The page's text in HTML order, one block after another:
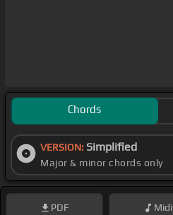
Chords
VERSION: Simplified
Major & minor chords only
PDF Midi